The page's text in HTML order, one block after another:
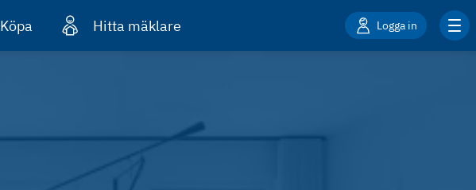
Köpa Hitta mäklare Logga in